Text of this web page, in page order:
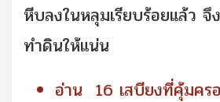
หีบลงในหลุมเรียบร้อยแล้ว จึ
ทำดินให้แน่น
อ่าน 16 เสบียงที่คุ้มคร